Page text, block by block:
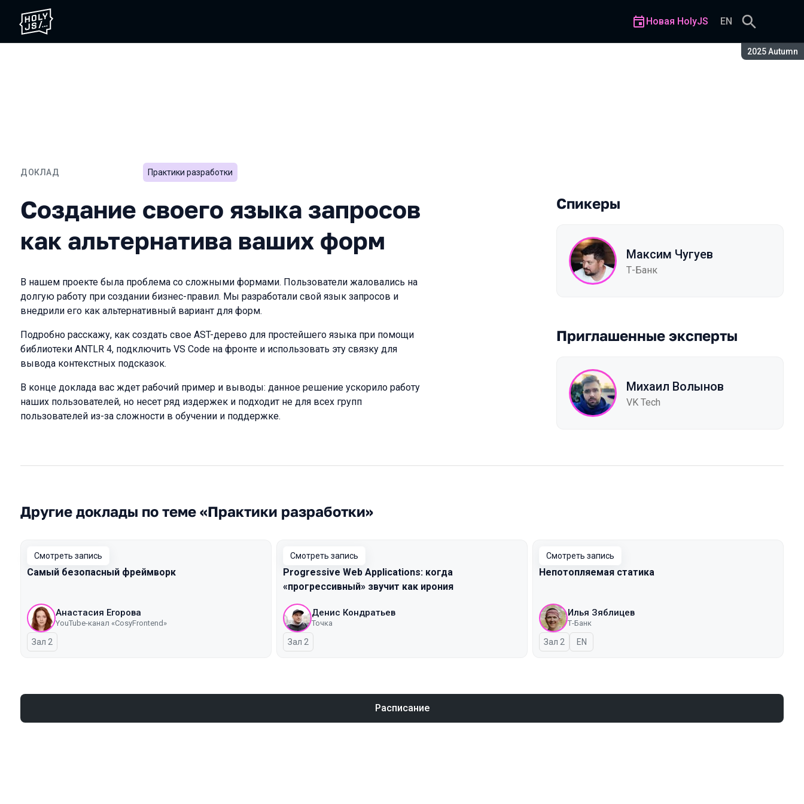
Сезон:
2025 Autumn
Новая HolyJS EN
ДОКЛАД
Создание своего языка запросов как альтернатива ваших форм
Практики разработки
Создание своего языка запросов
как альтернатива ваших форм
В нашем проекте была проблема со сложными формами. Пользователи жаловались на
долгую работу при создании бизнес-правил. Мы разработали свой язык запросов и
внедрили его как альтернативный вариант для форм.
Подробно расскажу, как создать свое AST-дерево для простейшего языка при помощи
библиотеки ANTLR 4, подключить VS Code на фронте и использовать эту связку для
вывода контекстных подсказок.
В конце доклада вас ждет рабочий пример и выводы: данное решение ускорило работу
наших пользователей, но несет ряд издержек и подходит не для всех групп
пользователей из-за сложности в обучении и поддержке.
Спикеры
Максим Чугуев
Т-Банк
Приглашенные эксперты
Михаил Волынов
VK Tech
Другие доклады по теме «Практики разработки»
Смотреть запись
Самый безопасный фреймворк
Анастасия Егорова
YouTube-канал «CosyFrontend»
Зал 2
Смотреть запись
Progressive Web Applications: когда
«прогрессивный» звучит как ирония
Денис Кондратьев
Точка
Зал 2
Смотреть запись
Непотопляемая статика
Илья Зяблицев
Т-Банк
Зал 2 На английском языке
EN
Расписание